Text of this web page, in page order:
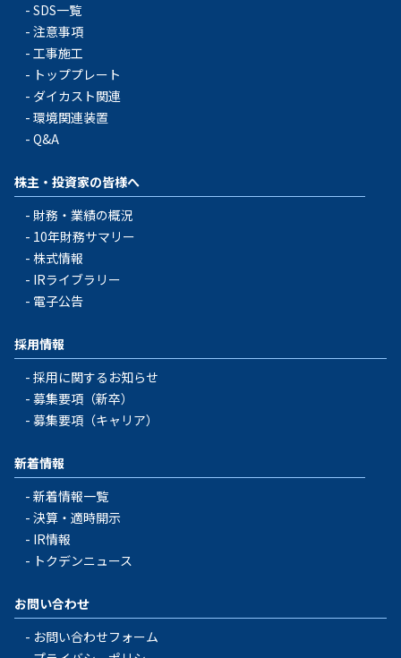
SDS一覧
注意事項
工事施工
トッププレート
ダイカスト関連
環境関連装置
Q&A
株主・投資家の皆様へ
財務・業績の概況
10年財務サマリー
株式情報
IRライブラリー
電子公告
採用情報
採用に関するお知らせ
募集要項（新卒）
募集要項（キャリア）
新着情報
新着情報一覧
決算・適時開示
IR情報
トクデンニュース
お問い合わせ
お問い合わせフォーム